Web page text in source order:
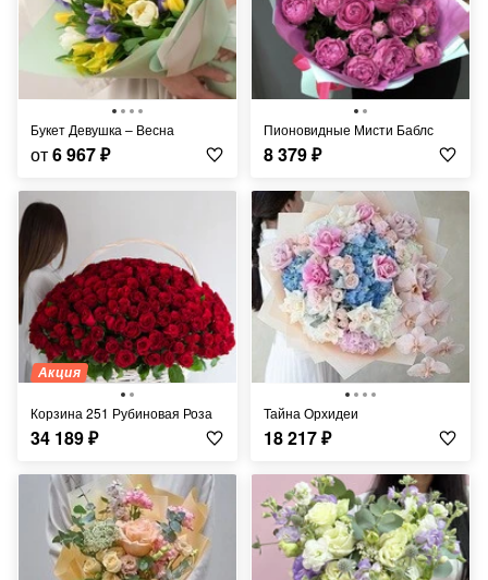
Букет Девушка – Весна
от6 967₽
Пионовидные Мисти Баблс
8 379₽
Акция
Корзина 251 Рубиновая Роза
34 189₽
Тайна Орхидеи
18 217₽